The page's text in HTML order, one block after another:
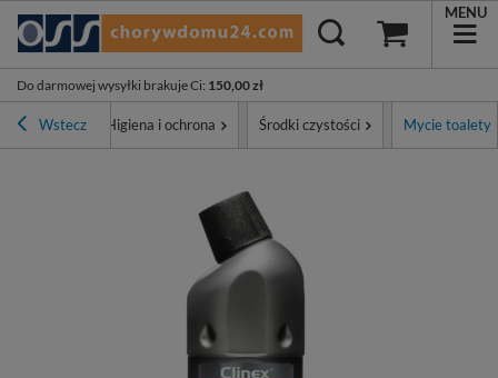
Do darmowej wysyłki brakuje Ci: 150,00 zł
MENU
Wstecz
główna Higiena i ochrona Środki czystości Mycie toalety